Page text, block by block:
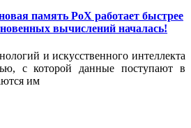
память PoX работает быстрее
вычислений началась!
и искусственного интеллекта
с которой данные поступают в
им